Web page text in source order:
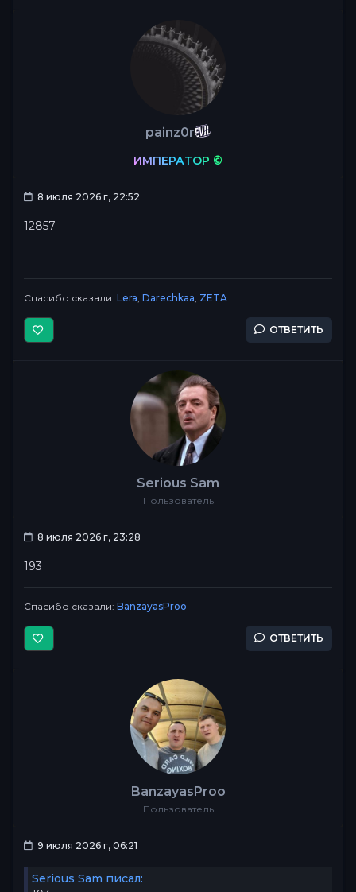
painz0r
ИМПЕРАТОР ©
8 июля 2026 г, 22:52
12857
Спасибо сказали: Lera, Darechkaa, ZETA
ОТВЕТИТЬ
Serious Sam
Пользователь
8 июля 2026 г, 23:28
193
Спасибо сказали: BanzayasProo
ОТВЕТИТЬ
BanzayasProo
Пользователь
9 июля 2026 г, 06:21
Serious Sam писал: